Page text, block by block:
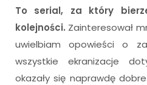
To serial, za który
kolejności. Zainteresował
uwielbiam opowieści o
wszystkie ekranizacje
okazały się naprawdę